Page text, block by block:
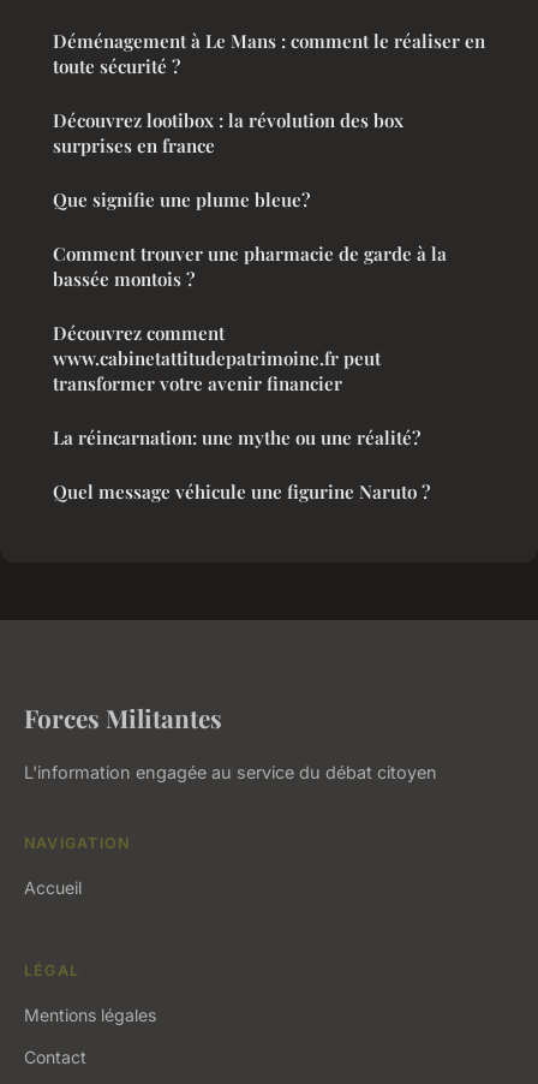
Déménagement à Le Mans : comment le réaliser en
toute sécurité ?
Découvrez lootibox : la révolution des box
surprises en france
Que signifie une plume bleue?
Comment trouver une pharmacie de garde à la
bassée montois ?
Découvrez comment
www.cabinetattitudepatrimoine.fr peut
transformer votre avenir financier
La réincarnation: une mythe ou une réalité?
Quel message véhicule une figurine Naruto ?
Forces Militantes
L'information engagée au service du débat citoyen
NAVIGATION
Accueil
LÉGAL
Mentions légales
Contact